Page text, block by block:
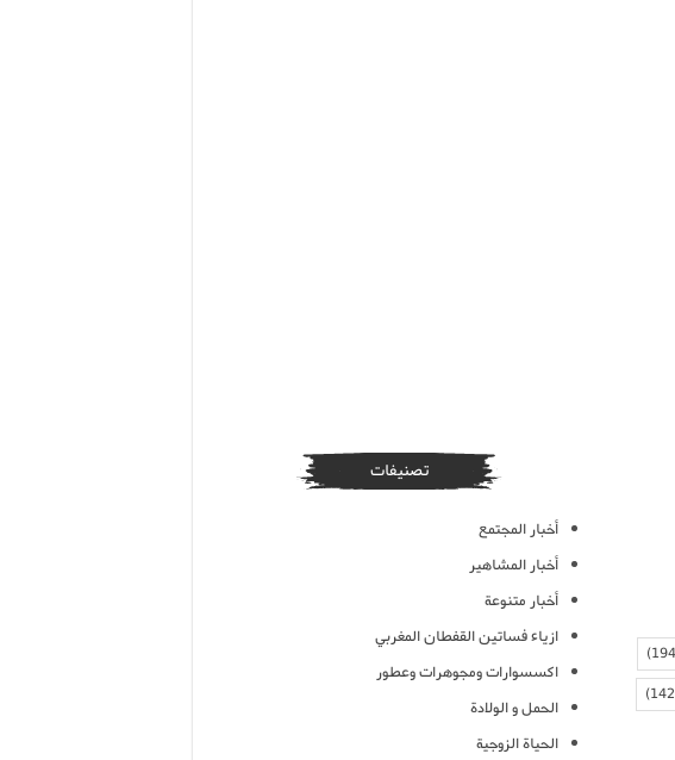
تصنيفات
أخبار المجتمع
أخبار المشاهير
أخبار متنوعة
ازياء فساتين القفطان المغربي
اكسسوارات ومجوهرات وعطور
الحمل و الولادة
الحياة الزوجية